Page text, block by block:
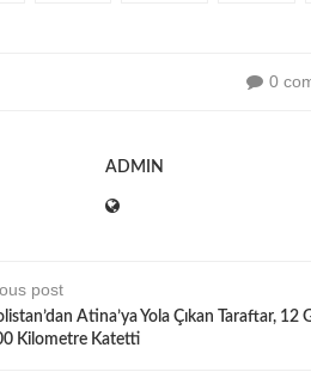
0
ADMIN
post
Atina’ya Yola Çıkan Taraftar, 12
Kilometre Katetti